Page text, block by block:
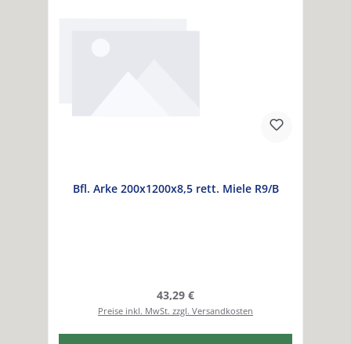
Bfl. Arke 200x1200x8,5 rett. Miele R9/B
Regulärer Preis:
43,29 €
Preise inkl. MwSt. zzgl. Versandkosten